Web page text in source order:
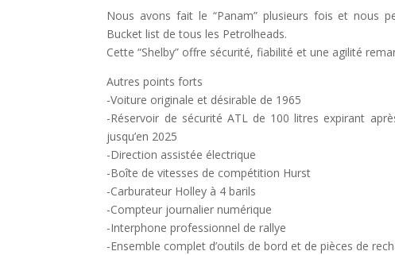
Nous avons fait le “Panam” plusieurs fois et nous
Bucket list de tous les Petrolheads.
Cette “Shelby” offre sécurité, fiabilité et une agilité
Autres points forts
-Voiture originale et désirable de 1965
-Réservoir de sécurité ATL de 100 litres expirant
jusqu’en 2025
-Direction assistée électrique
-Boîte de vitesses de compétition Hurst
-Carburateur Holley à 4 barils
-Compteur journalier numérique
-Interphone professionnel de rallye
-Ensemble complet d’outils de bord et de pièces de